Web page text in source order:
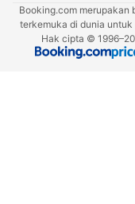
Booking.com merupakan
terkemuka di dunia
Hak cipta ©